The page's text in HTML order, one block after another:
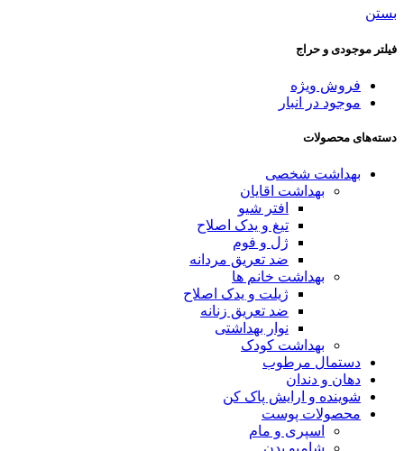
بستن
فیلتر موجودی و حراج
فروش ویژه
موجود در انبار
دسته‌های محصولات
بهداشت شخصی
بهداشت اقایان
افتر شیو
تیغ و یدک اصلاح
ژل و فوم
ضد تعریق مردانه
بهداشت خانم ها
ژیلت و یدک اصلاح
ضد تعریق زنانه
نوار بهداشتی
بهداشت کودک
دستمال مرطوب
دهان و دندان
شوینده و ارایش پاک کن
محصولات پوست
اسپری و مام